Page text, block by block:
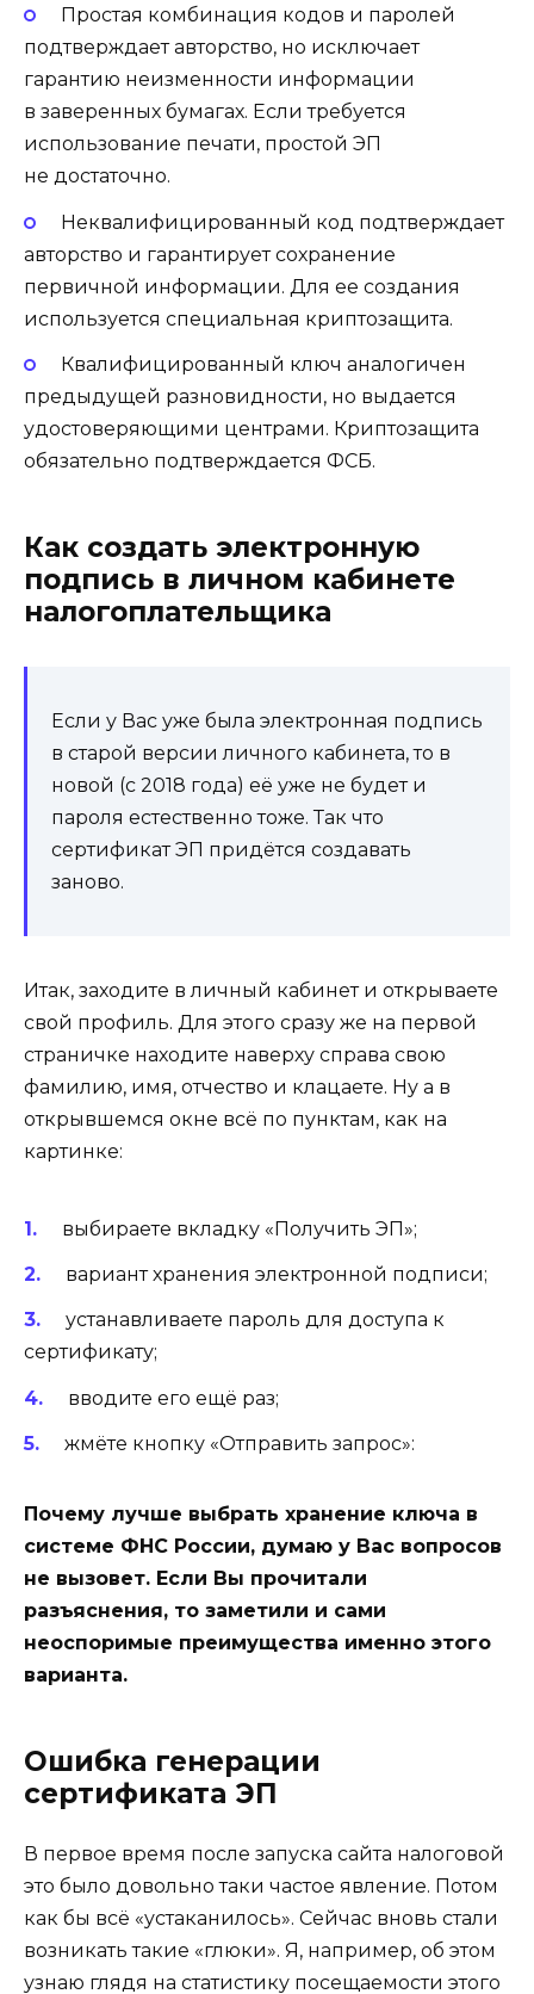
Простая комбинация кодов и паролей
подтверждает авторство, но исключает
гарантию неизменности информации
в заверенных бумагах. Если требуется
использование печати, простой ЭП
не достаточно.
Неквалифицированный код подтверждает
авторство и гарантирует сохранение
первичной информации. Для ее создания
используется специальная криптозащита.
Квалифицированный ключ аналогичен
предыдущей разновидности, но выдается
удостоверяющими центрами. Криптозащита
обязательно подтверждается ФСБ.
Как создать электронную
подпись в личном кабинете
налогоплательщика
Если у Вас уже была электронная подпись
в старой версии личного кабинета, то в
новой (с 2018 года) её уже не будет и
пароля естественно тоже. Так что
сертификат ЭП придётся создавать
заново.
Итак, заходите в личный кабинет и открываете
свой профиль. Для этого сразу же на первой
страничке находите наверху справа свою
фамилию, имя, отчество и клацаете. Ну а в
открывшемся окне всё по пунктам, как на
картинке:
выбираете вкладку «Получить ЭП»;
вариант хранения электронной подписи;
устанавливаете пароль для доступа к
сертификату;
вводите его ещё раз;
жмёте кнопку «Отправить запрос»:
Почему лучше выбрать хранение ключа в
системе ФНС России, думаю у Вас вопросов
не вызовет. Если Вы прочитали
разъяснения, то заметили и сами
неоспоримые преимущества именно этого
варианта.
Ошибка генерации
сертификата ЭП
В первое время после запуска сайта налоговой
это было довольно таки частое явление. Потом
как бы всё «устаканилось». Сейчас вновь стали
возникать такие «глюки». Я, например, об этом
узнаю глядя на статистику посещаемости этого